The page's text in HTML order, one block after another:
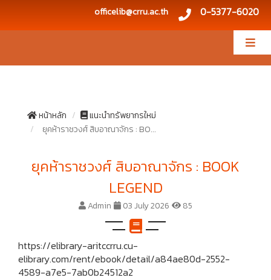
officelib@crru.ac.th 0-5377-6020
หน้าหลัก
แนะนำทรัพยากรใหม่
ยุคห้าราชวงศ์ สิบอาณาจักร : BO...
ยุคห้าราชวงศ์ สิบอาณาจักร : BOOK
LEGEND
Admin 03 July 2026 85
https://elibrary-aritccrru.cu-
elibrary.com/rent/ebook/detail/a84ae80d-2552-
4589-a7e5-7ab0b24512a2